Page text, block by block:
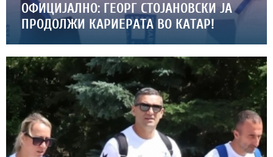
ОФИЦИЈАЛНО: ГЕОРГ СТОЈАНОВСКИ ЈА
ПРОДОЛЖИ КАРИЕРАТА ВО КАТАР!